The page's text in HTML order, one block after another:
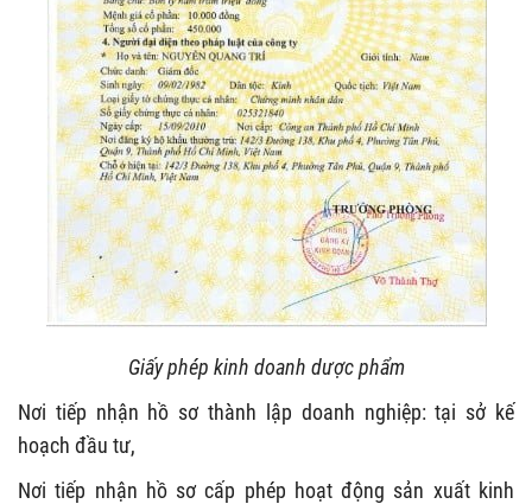
Giấy phép kinh doanh dược phẩm
Nơi tiếp nhận hồ sơ thành lập doanh nghiệp: tại sở kế
hoạch đầu tư,
Nơi tiếp nhận hồ sơ cấp phép hoạt động sản xuất kinh